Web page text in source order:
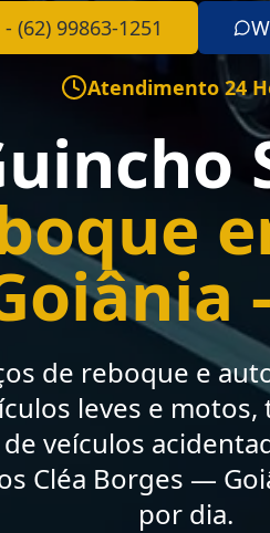
(62) 99863-1251
Atendimento 24
de reboque e
leves e
veículos
Cléa Borges —
por dia.